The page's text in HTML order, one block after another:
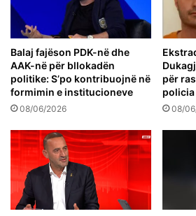
Balaj fajëson PDK-në dhe
AAK-në për bllokadën
politike: S’po kontribuojnë në
formimin e institucioneve
08/06/2026
për
policia
08/